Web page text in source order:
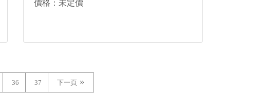
價格：未定價
36 37 下一頁